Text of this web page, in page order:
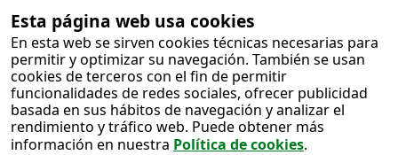
Esta página web usa cookies
En esta web se sirven cookies técnicas necesarias para
permitir y optimizar su navegación. También se usan
cookies de terceros con el fin de permitir
funcionalidades de redes sociales, ofrecer publicidad
basada en sus hábitos de navegación y analizar el
rendimiento y tráfico web. Puede obtener más
información en nuestra Política de cookies.